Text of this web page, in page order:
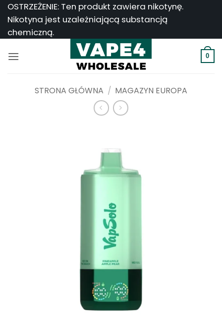
Przejdź
do
treści
OSTRZEŻENIE: Ten produkt zawiera nikotynę.
Nikotyna jest uzależniającą substancją
chemiczną.
0
STRONA GŁÓWNA / MAGAZYN EUROPA